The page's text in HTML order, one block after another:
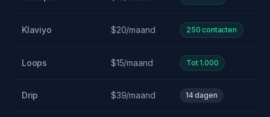
Klaviyo $20/maand 250 contacten
Loops $15/maand Tot 1.000
Drip $39/maand 14 dagen